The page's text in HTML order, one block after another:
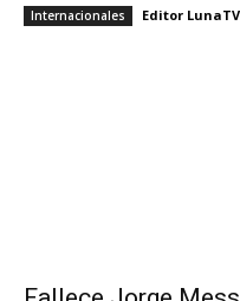
Internacionales Editor LunaTV